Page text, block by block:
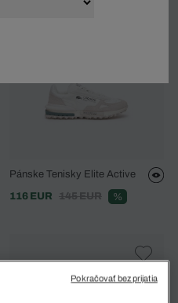
Pánske Tenisky Elite Active
116 EUR
145 EUR %
Pokračovať bez prijatia